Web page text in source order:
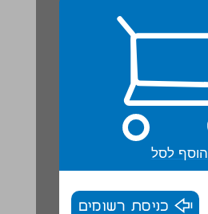
הוסף לסל
כניסת רשומים